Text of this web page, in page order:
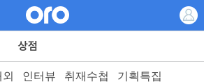
인터뷰 취재수첩 기획특집